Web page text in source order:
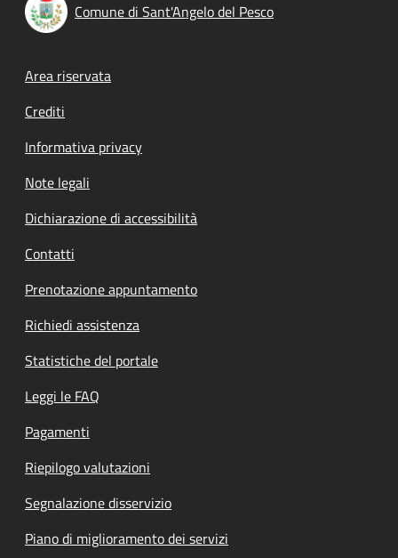
Comune di Sant'Angelo del Pesco
Footer menu
Area riservata
Crediti
Informativa privacy
Note legali
Dichiarazione di accessibilità
Contatti
Prenotazione appuntamento
Richiedi assistenza
Statistiche del portale
Leggi le FAQ
Pagamenti
Riepilogo valutazioni
Segnalazione disservizio
Piano di miglioramento dei servizi